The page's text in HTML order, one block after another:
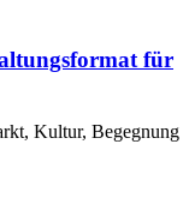
für
Kultur, Begegnung